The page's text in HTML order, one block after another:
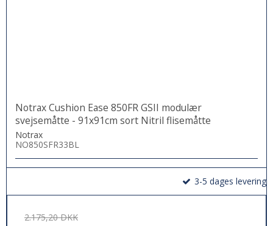
Notrax Cushion Ease 850FR GSII modulær
svejsemåtte - 91x91cm sort Nitril flisemåtte
Notrax
NO850SFR33BL
3-5 dages levering
2.175,20 DKK